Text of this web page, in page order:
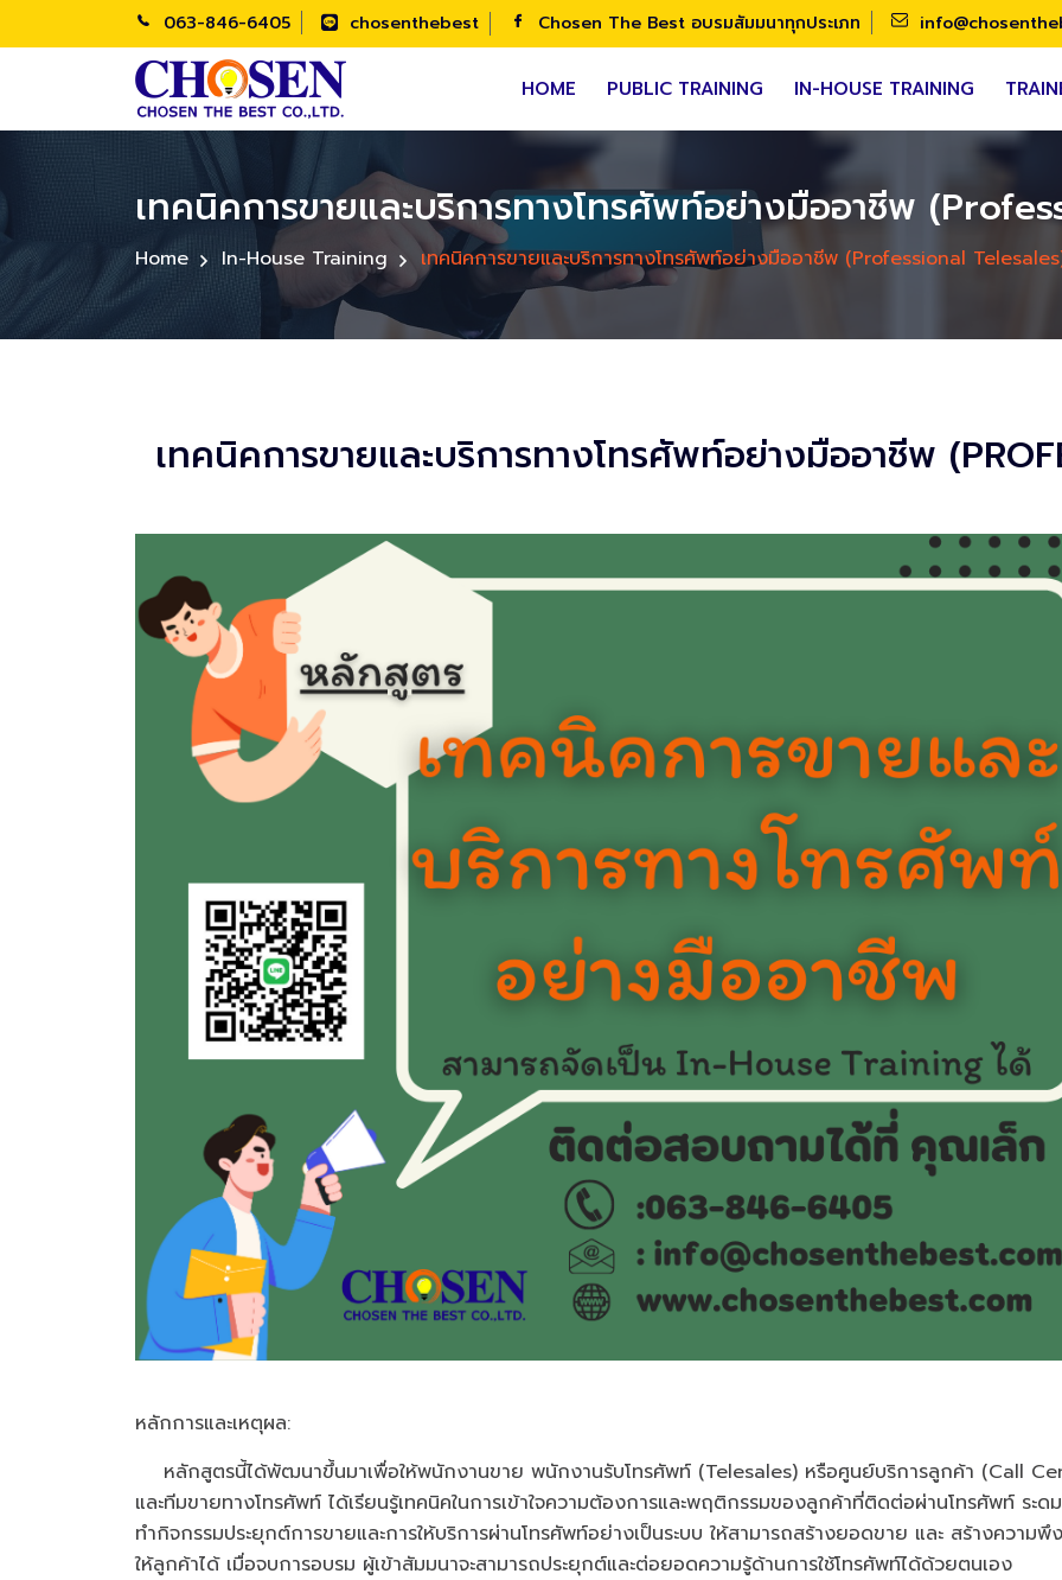
063-846-6405 chosenthebest Chosen The Best อบรมสัมมนาทุกประเภท
HOME PUBLIC TRAINING IN-HOUSE TRAINING
เทคนิคการขายและบริการทางโทรศัพท์อย่างมืออาชีพ
Home In-House Training เทคนิคการขายและบริการทางโทรศัพท์อย่างมืออาชีพ (Professional
เทคนิคการขายและบริการทางโทรศัพท์อย่างมืออาชีพ
หลักการและเหตุผล:
หลักสูตรนี้ได้พัฒนาขึ้นมาเพื่อให้พนักงานขาย พนักงานรับโทรศัพท์ (Telesales) หรือศูนย์บริการลูกค้า (Call
และทีมขายทางโทรศัพท์ ได้เรียนรู้เทคนิคในการเข้าใจความต้องการและพฤติกรรมของลูกค้าที่ติดต่อผ่านโทรศัพท์ ระด
ทำกิจกรรมประยุกต์การขายและการให้บริการผ่านโทรศัพท์อย่างเป็นระบบ ให้สามารถสร้างยอดขาย และ สร้างความพึ
ให้ลูกค้าได้ เมื่อจบการอบรม ผู้เข้าสัมมนาจะสามารถประยุกต์และต่อยอดความรู้ด้านการใช้โทรศัพท์ได้ด้วยตนเอง